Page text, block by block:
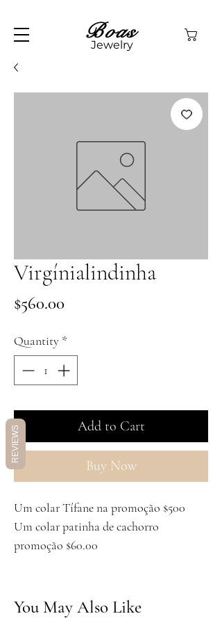
Boas
Jewelry
Virgínialindinha
$560.00
Quantity *
Add to Cart
Buy Now
Um colar Tífane na promoção $500
Um colar patinha de cachorro
promoção $60.00
You May Also Like
REVIEWS